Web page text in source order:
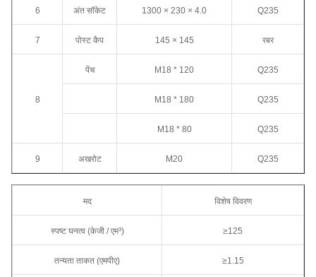
6 अंत सॉकेट 1300 × 230 × 4.0 Q235
7 पोस्ट कैप 145 × 145 रबर
8
पेंच M18 * 120 Q235
M18 * 180 Q235
M18 * 80 Q235
9 अखरोट M20 Q235
मद विशेष विवरण
स्पष्ट घनत्व (केजी / एम³) ≥125
तन्यता ताकत (एमपीए) ≥1.15